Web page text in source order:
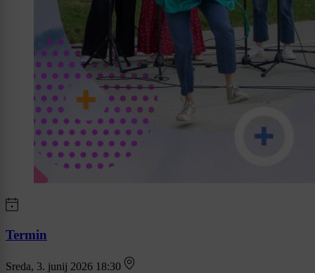
Termin
Sreda, 3. junij 2026 18:30